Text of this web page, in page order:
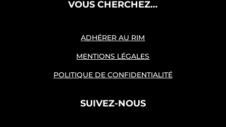
VOUS CHERCHEZ…
ADHÉRER AU RIM
MENTIONS LÉGALES
POLITIQUE DE CONFIDENTIALITÉ
SUIVEZ-NOUS